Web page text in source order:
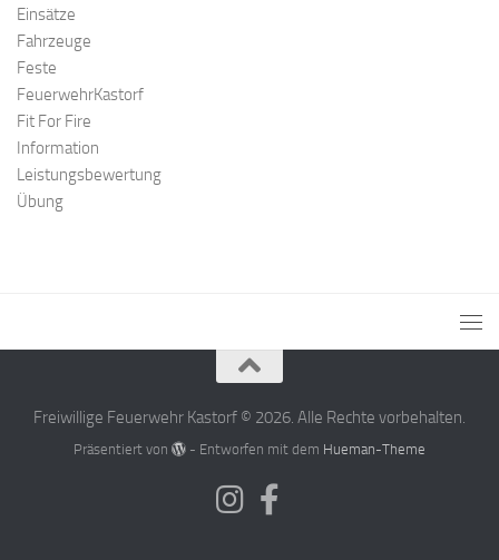
Einsätze
Fahrzeuge
Feste
FeuerwehrKastorf
Fit For Fire
Information
Leistungsbewertung
Übung
Freiwillige Feuerwehr Kastorf © 2026. Alle Rechte vorbehalten.
Präsentiert von - Entworfen mit dem Hueman-Theme